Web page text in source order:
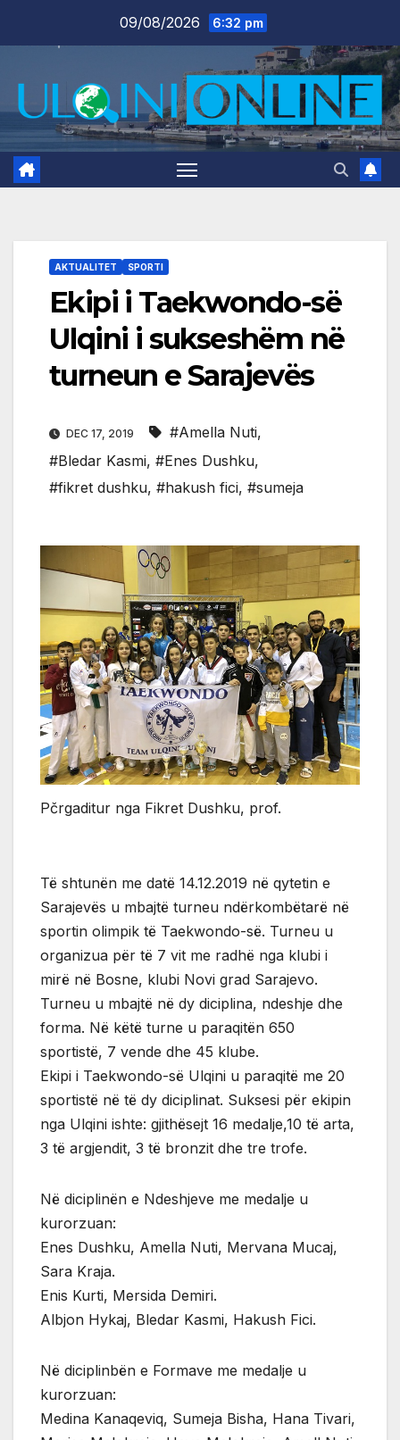
09/08/2026 6:32 pm
AKTUALITET SPORTI
Ekipi i Taekwondo-së
Ulqini i sukseshëm në
turneun e Sarajevës
DEC 17, 2019 #Amella Nuti,
#Bledar Kasmi, #Enes Dushku,
#fikret dushku, #hakush fici, #sumeja
Pčrgaditur nga Fikret Dushku, prof.
Të shtunën me datë 14.12.2019 në qytetin e
Sarajevës u mbajtë turneu ndërkombëtarë në
sportin olimpik të Taekwondo-së. Turneu u
organizua për të 7 vit me radhë nga klubi i
mirë në Bosne, klubi Novi grad Sarajevo.
Turneu u mbajtë në dy diciplina, ndeshje dhe
forma. Në këtë turne u paraqitën 650
sportistë, 7 vende dhe 45 klube.
Ekipi i Taekwondo-së Ulqini u paraqitë me 20
sportistë në të dy diciplinat. Suksesi për ekipin
nga Ulqini ishte: gjithësejt 16 medalje,10 të arta,
3 të argjendit, 3 të bronzit dhe tre trofe.
Në diciplinën e Ndeshjeve me medalje u
kurorzuan:
Enes Dushku, Amella Nuti, Mervana Mucaj,
Sara Kraja.
Enis Kurti, Mersida Demiri.
Albjon Hykaj, Bledar Kasmi, Hakush Fici.
Në diciplinbën e Formave me medalje u
kurorzuan:
Medina Kanaqeviq, Sumeja Bisha, Hana Tivari,